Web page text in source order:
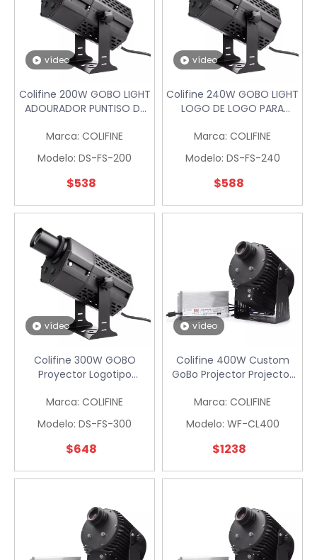
vídeo
Colifine 200W GOBO LIGHT
ADOURADOR PUNTISO DE
Custom GoBo para
eventos de boda DS-FS-
200
Marca: COLIFINE
Modelo: DS-FS-200
$538
vídeo
Colifine 240W GOBO LIGHT
LOGO DE LOGO PARA
LOGO LOGO VATAJE A LA
VATIA Resolución
Proyector de imagen DS-
FS-240
Marca: COLIFINE
Modelo: DS-FS-240
$588
vídeo
Colifine 300W GOBO
Proyector Logotipo
Proyecting Images
Outdoor para anuncio en
la pared DS-FS-300
Marca: COLIFINE
Modelo: DS-FS-300
$648
vídeo
Colifine 400W Custom
GoBo Projector Projector
industria a gran escala
para publicidad al aire libre
WF-C-CL400
Marca: COLIFINE
Modelo: WF-CL400
$1238